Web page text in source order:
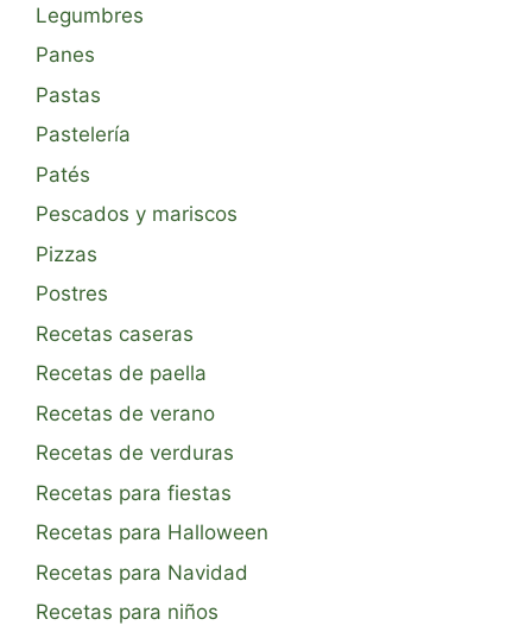
Legumbres
Panes
Pastas
Pastelería
Patés
Pescados y mariscos
Pizzas
Postres
Recetas caseras
Recetas de paella
Recetas de verano
Recetas de verduras
Recetas para fiestas
Recetas para Halloween
Recetas para Navidad
Recetas para niños